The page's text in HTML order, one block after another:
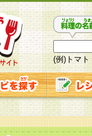
(例)トマ